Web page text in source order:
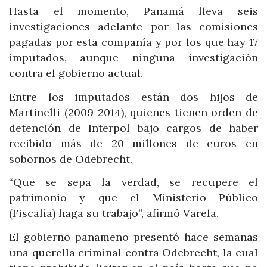
Hasta el momento, Panamá lleva seis
investigaciones adelante por las comisiones
pagadas por esta compañía y por los que hay 17
imputados, aunque ninguna investigación
contra el gobierno actual.
Entre los imputados están dos hijos de
Martinelli (2009-2014), quienes tienen orden de
detención de Interpol bajo cargos de haber
recibido más de 20 millones de euros en
sobornos de Odebrecht.
“Que se sepa la verdad, se recupere el
patrimonio y que el Ministerio Público
(Fiscalía) haga su trabajo”, afirmó Varela.
El gobierno panameño presentó hace semanas
una querella criminal contra Odebrecht, la cual